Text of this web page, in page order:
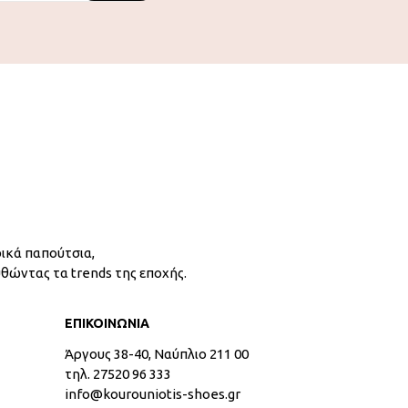
παπούτσια,
τα trends της εποχής.
ΕΠΙΚΟΙΝΩΝΙΑ
Άργους 38-40, Ναύπλιο 211 00
τηλ. 27520 96 333
info@kourouniotis-shoes.gr